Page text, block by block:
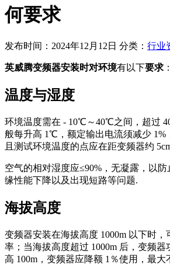
何要求
发布时间：2024年12月12日 分类： 行业
英威腾变频器安装时对环境有以下要求 ：
温度与湿度
环境温度需在 - 10℃～40℃之间，超过
般每升高 1℃，额定输出电流须减少 1%
且测试环境温度的点应在距变频器约
空气的相对湿度应≤90%，无凝露，以
缘性能下降以及出现短路等问题.
海拔高度
变频器安装在海拔高度 1000m 以下时
率；当海拔高度超过 1000m 后，变频
高 100m，变频器应降额 1％使用，最大